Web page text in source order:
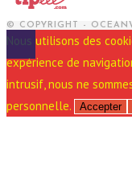
© COPYRIGHT -
Nous utilisons des
expérience de
intrusif, nous ne
personnelle.
Accepter